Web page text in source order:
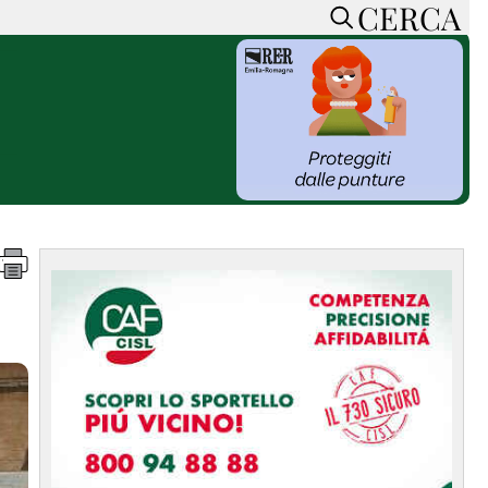
CERCA
ACCEDI o REGISTRATI
SOSTIENI LA PRESSA
CONOSCI LA PRESSA
PRIVACY POLICY
MAPPA DEL SITO
NORMATIVE
DEONTOLOGICHE
CERCA